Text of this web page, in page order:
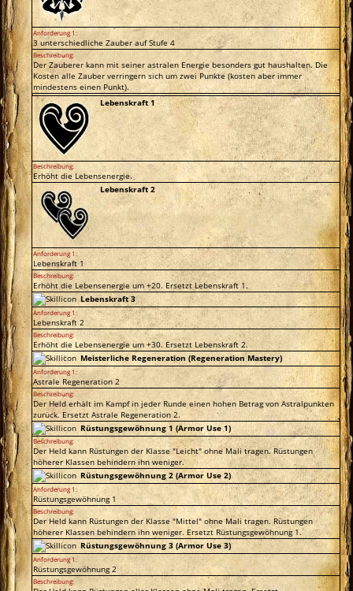
Anforderung 1:
3 unterschiedliche Zauber auf Stufe 4
Beschreibung:
Der Zauberer kann mit seiner astralen Energie besonders gut haushalten. Die
Kosten alle Zauber verringern sich um zwei Punkte (kosten aber immer
mindestens einen Punkt).
Lebenskraft 1
Beschreibung:
Erhöht die Lebensenergie.
Lebenskraft 2
Anforderung 1:
Lebenskraft 1
Beschreibung:
Erhöht die Lebensenergie um +20. Ersetzt Lebenskraft 1.
Lebenskraft 3
Anforderung 1:
Lebenskraft 2
Beschreibung:
Erhöht die Lebensenergie um +30. Ersetzt Lebenskraft 2.
Meisterliche Regeneration (Regeneration Mastery)
Anforderung 1:
Astrale Regeneration 2
Beschreibung:
Der Held erhält im Kampf in jeder Runde einen hohen Betrag von Astralpunkten
zurück. Ersetzt Astrale Regeneration 2.
Rüstungsgewöhnung 1 (Armor Use 1)
Beschreibung:
Der Held kann Rüstungen der Klasse "Leicht" ohne Mali tragen. Rüstungen
höherer Klassen behindern ihn weniger.
Rüstungsgewöhnung 2 (Armor Use 2)
Anforderung 1:
Rüstungsgewöhnung 1
Beschreibung:
Der Held kann Rüstungen der Klasse "Mittel" ohne Mali tragen. Rüstungen
höherer Klassen behindern ihn weniger. Ersetzt Rüstungsgewöhnung 1.
Rüstungsgewöhnung 3 (Armor Use 3)
Anforderung 1:
Rüstungsgewöhnung 2
Beschreibung: